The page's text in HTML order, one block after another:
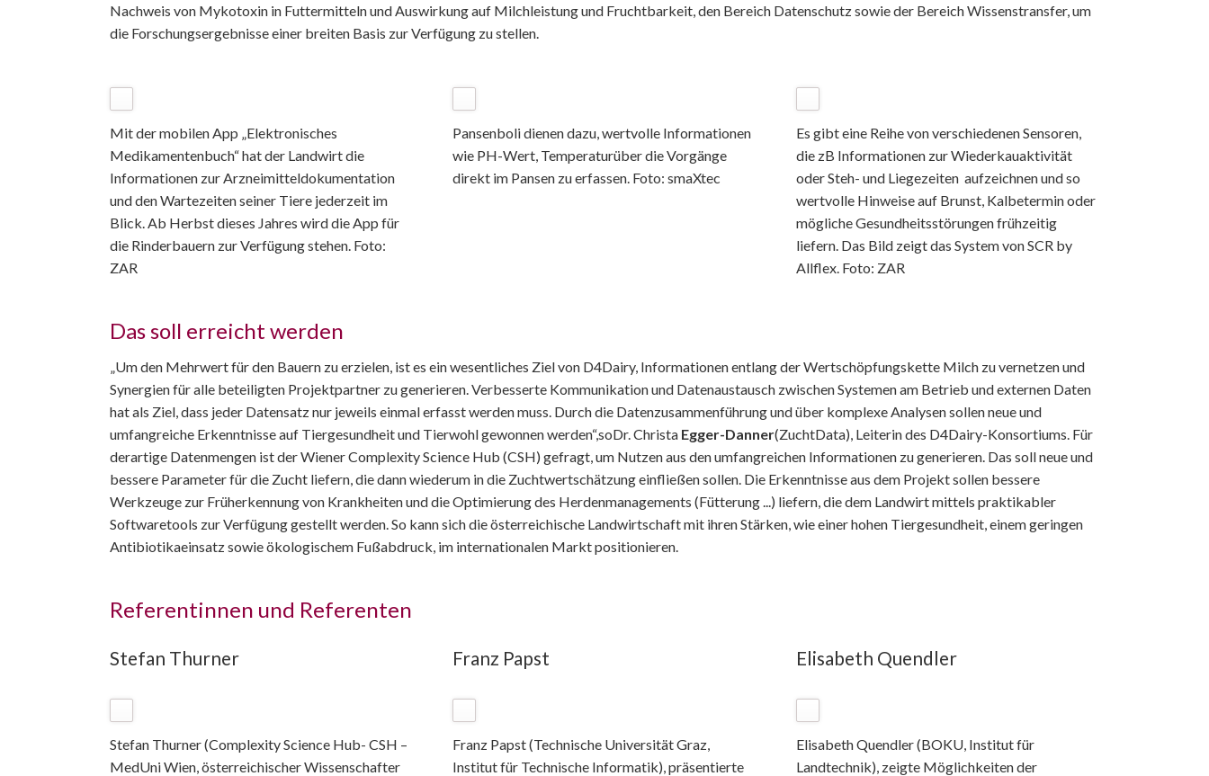
Nachweis von Mykotoxin in Futtermitteln und Auswirkung auf Milchleistung und Fruchtbarkeit, den Bereich Datenschutz sowie der Bereich Wissenstransfer, um
die Forschungsergebnisse einer breiten Basis zur Verfügung zu stellen.
Mit der mobilen App „Elektronisches
Medikamentenbuch“ hat der Landwirt die
Informationen zur Arzneimitteldokumentation
und den Wartezeiten seiner Tiere jederzeit im
Blick. Ab Herbst dieses Jahres wird die App für
die Rinderbauern zur Verfügung stehen. Foto:
ZAR
Pansenboli dienen dazu, wertvolle Informationen
wie PH-Wert, Temperaturüber die Vorgänge
direkt im Pansen zu erfassen. Foto: smaXtec
Es gibt eine Reihe von verschiedenen Sensoren,
die zB Informationen zur Wiederkauaktivität
oder Steh- und Liegezeiten aufzeichnen und so
wertvolle Hinweise auf Brunst, Kalbetermin oder
mögliche Gesundheitsstörungen frühzeitig
liefern. Das Bild zeigt das System von SCR by
Allflex. Foto: ZAR
Das soll erreicht werden
„Um den Mehrwert für den Bauern zu erzielen, ist es ein wesentliches Ziel von D4Dairy, Informationen entlang der Wertschöpfungskette Milch zu vernetzen und
Synergien für alle beteiligten Projektpartner zu generieren. Verbesserte Kommunikation und Datenaustausch zwischen Systemen am Betrieb und externen Daten
hat als Ziel, dass jeder Datensatz nur jeweils einmal erfasst werden muss. Durch die Datenzusammenführung und über komplexe Analysen sollen neue und
umfangreiche Erkenntnisse auf Tiergesundheit und Tierwohl gewonnen werden“,soDr. Christa Egger-Danner(ZuchtData), Leiterin des D4Dairy-Konsortiums. Für
derartige Datenmengen ist der Wiener Complexity Science Hub (CSH) gefragt, um Nutzen aus den umfangreichen Informationen zu generieren. Das soll neue und
bessere Parameter für die Zucht liefern, die dann wiederum in die Zuchtwertschätzung einfließen sollen. Die Erkenntnisse aus dem Projekt sollen bessere
Werkzeuge zur Früherkennung von Krankheiten und die Optimierung des Herdenmanagements (Fütterung ...) liefern, die dem Landwirt mittels praktikabler
Softwaretools zur Verfügung gestellt werden. So kann sich die österreichische Landwirtschaft mit ihren Stärken, wie einer hohen Tiergesundheit, einem geringen
Antibiotikaeinsatz sowie ökologischem Fußabdruck, im internationalen Markt positionieren.
Referentinnen und Referenten
Stefan Thurner
Stefan Thurner (Complexity Science Hub- CSH –
MedUni Wien, österreichischer Wissenschafter
Franz Papst
Franz Papst (Technische Universität Graz,
Institut für Technische Informatik), präsentierte
Elisabeth Quendler
Elisabeth Quendler (BOKU, Institut für
Landtechnik), zeigte Möglichkeiten der